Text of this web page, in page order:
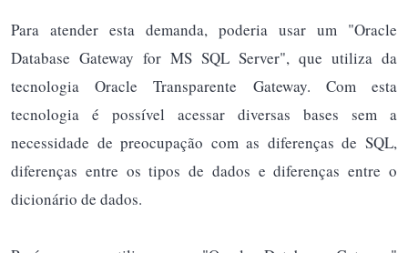
Para atender esta demanda, poderia usar um "Oracle
Database Gateway for MS SQL Server", que utiliza da
tecnologia Oracle Transparente Gateway. Com esta
tecnologia é possível acessar diversas bases sem a
necessidade de preocupação com as diferenças de SQL,
diferenças entre os tipos de dados e diferenças entre o
dicionário de dados.